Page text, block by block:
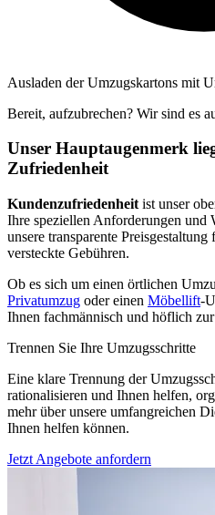
Ausladen der Umzugskartons mit
Bereit, aufzubrechen? Wir sind es
Unser Hauptaugenmerk
Zufriedenheit
Kundenzufriedenheit ist unser
Ihre speziellen Anforderungen und
unsere transparente
versteckte Gebühren.
Ob es sich um einen örtlichen
Privatumzug oder einen Möbellift-
Ihnen fachmännisch und höflich
Trennen Sie Ihre Umzugsschritte
Eine klare Trennung der
rationalisieren und Ihnen helfen,
mehr über unsere umfangreichen
Ihnen helfen können.
Jetzt Angebote anfordern